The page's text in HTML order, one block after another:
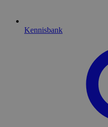
Kennisbank